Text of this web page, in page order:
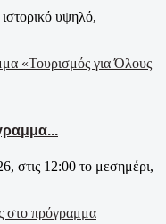
υψηλό,
στις 12:00 το μεσημέρι,